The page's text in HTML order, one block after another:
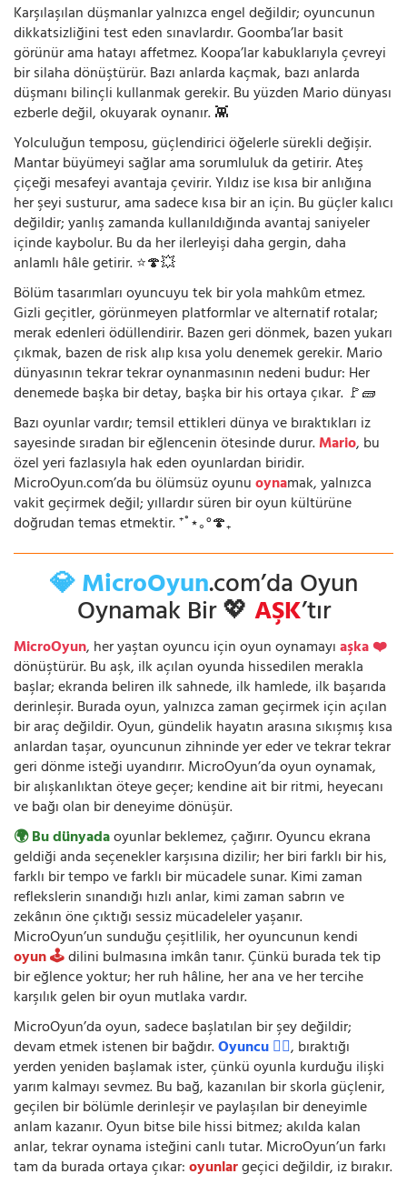
Karşılaşılan düşmanlar yalnızca engel değildir; oyuncunun
dikkatsizliğini test eden sınavlardır. Goomba’lar basit
görünür ama hatayı affetmez. Koopa’lar kabuklarıyla çevreyi
bir silaha dönüştürür. Bazı anlarda kaçmak, bazı anlarda
düşmanı bilinçli kullanmak gerekir. Bu yüzden Mario dünyası
ezberle değil, okuyarak oynanır. 👾
Yolculuğun temposu, güçlendirici öğelerle sürekli değişir.
Mantar büyümeyi sağlar ama sorumluluk da getirir. Ateş
çiçeği mesafeyi avantaja çevirir. Yıldız ise kısa bir anlığına
her şeyi susturur, ama sadece kısa bir an için. Bu güçler kalıcı
değildir; yanlış zamanda kullanıldığında avantaj saniyeler
içinde kaybolur. Bu da her ilerleyişi daha gergin, daha
anlamlı hâle getirir. ⭐🍄💥
Bölüm tasarımları oyuncuyu tek bir yola mahkûm etmez.
Gizli geçitler, görünmeyen platformlar ve alternatif rotalar;
merak edenleri ödüllendirir. Bazen geri dönmek, bazen yukarı
çıkmak, bazen de risk alıp kısa yolu denemek gerekir. Mario
dünyasının tekrar tekrar oynanmasının nedeni budur: Her
denemede başka bir detay, başka bir his ortaya çıkar. 🚩🧱
Bazı oyunlar vardır; temsil ettikleri dünya ve bıraktıkları iz
sayesinde sıradan bir eğlencenin ötesinde durur.Mario, bu
özel yeri fazlasıyla hak eden oyunlardan biridir.
MicroOyun.com’da bu ölümsüz oyunuoynamak, yalnızca
vakit geçirmek değil; yıllardır süren bir oyun kültürüne
doğrudan temas etmektir. ⁺˚⋆｡°🍄₊
💎 MicroOyun.com’da Oyun
Oynamak Bir 💖AŞK’tır
MicroOyun, her yaştan oyuncu için oyun oynamayıaşka ❤️
dönüştürür. Bu aşk, ilk açılan oyunda hissedilen merakla
başlar; ekranda beliren ilk sahnede, ilk hamlede, ilk başarıda
derinleşir. Burada oyun, yalnızca zaman geçirmek için açılan
bir araç değildir. Oyun, gündelik hayatın arasına sıkışmış kısa
anlardan taşar, oyuncunun zihninde yer eder ve tekrar tekrar
geri dönme isteği uyandırır. MicroOyun’da oyun oynamak,
bir alışkanlıktan öteye geçer; kendine ait bir ritmi, heyecanı
ve bağı olan bir deneyime dönüşür.
🌍 Bu dünyadaoyunlar beklemez, çağırır. Oyuncu ekrana
geldiği anda seçenekler karşısına dizilir; her biri farklı bir his,
farklı bir tempo ve farklı bir mücadele sunar. Kimi zaman
reflekslerin sınandığı hızlı anlar, kimi zaman sabrın ve
zekânın öne çıktığı sessiz mücadeleler yaşanır.
MicroOyun’un sunduğu çeşitlilik, her oyuncunun kendi
oyun 🕹️dilini bulmasına imkân tanır. Çünkü burada tek tip
bir eğlence yoktur; her ruh hâline, her ana ve her tercihe
karşılık gelen bir oyun mutlaka vardır.
MicroOyun’da oyun, sadece başlatılan bir şey değildir;
devam etmek istenen bir bağdır.Oyuncu 🧍‍♂️, bıraktığı
yerden yeniden başlamak ister, çünkü oyunla kurduğu ilişki
yarım kalmayı sevmez. Bu bağ, kazanılan bir skorla güçlenir,
geçilen bir bölümle derinleşir ve paylaşılan bir deneyimle
anlam kazanır. Oyun bitse bile hissi bitmez; akılda kalan
anlar, tekrar oynama isteğini canlı tutar. MicroOyun’un farkı
tam da burada ortaya çıkar:oyunlargeçici değildir, iz bırakır.